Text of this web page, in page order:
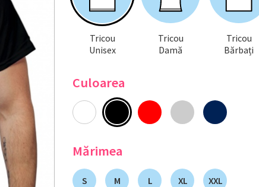
Tricou
Unisex
Tricou
Damă
Tricou
Bărbați
Culoarea
Mărimea
S M L XL XXL